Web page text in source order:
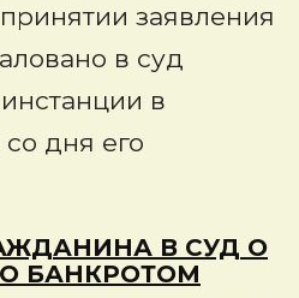
заявления
в суд
в
дня его
В СУД О
БАНКРОТОМ